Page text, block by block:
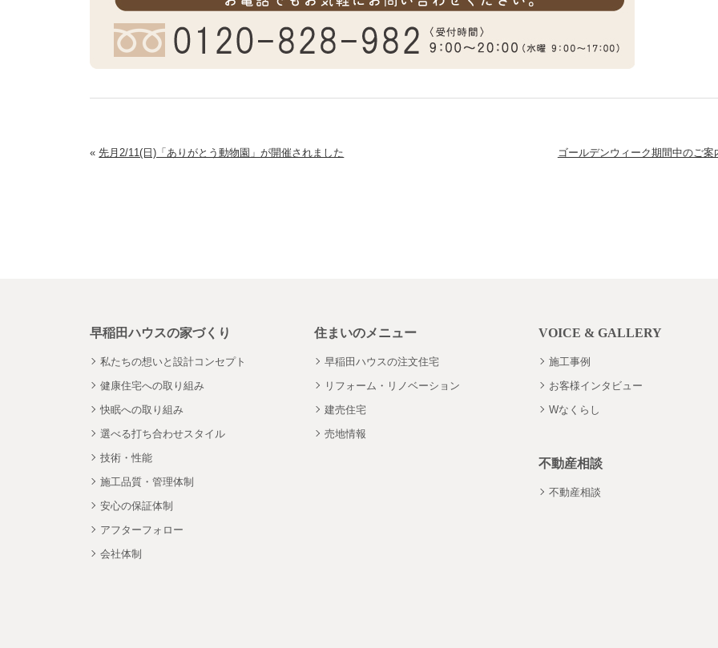
«先月2/11(日)「ありがとう動物園」が開催されました ゴールデンウィーク期間中のご案
早稲田ハウスの家づくり
私たちの想いと設計コンセプト
健康住宅への取り組み
快眠への取り組み
選べる打ち合わせスタイル
技術・性能
施工品質・管理体制
安心の保証体制
アフターフォロー
会社体制
住まいのメニュー
早稲田ハウスの注文住宅
リフォーム・リノベーション
建売住宅
売地情報
VOICE & GALLERY
施工事例
お客様インタビュー
Wなくらし
不動産相談
不動産相談